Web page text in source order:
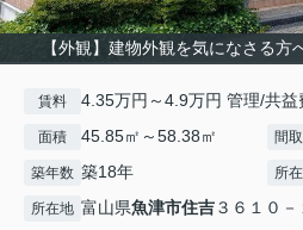
【外観】建物外観を気になさる
賃料 4.35万円～4.9万円 管理/共益
面積 45.85㎡～58.38㎡ 間
築年数 築18年 所
所在地 富山県魚津市住吉３６１０－